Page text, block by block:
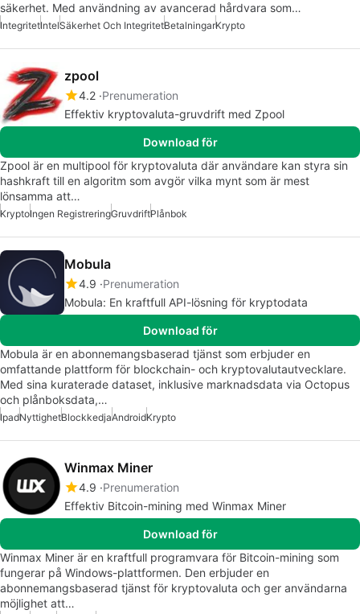
säkerhet. Med användning av avancerad hårdvara som…
IntegritetIntelSäkerhet Och IntegritetBetalningarKrypto
zpool
4.2 Prenumeration
Effektiv kryptovaluta-gruvdrift med Zpool
Download för
Zpool är en multipool för kryptovaluta där användare kan styra sin
hashkraft till en algoritm som avgör vilka mynt som är mest
lönsamma att…
KryptoIngen RegistreringGruvdriftPlånbok
Mobula
4.9 Prenumeration
Mobula: En kraftfull API-lösning för kryptodata
Download för
Mobula är en abonnemangsbaserad tjänst som erbjuder en
omfattande plattform för blockchain- och kryptovalutautvecklare.
Med sina kuraterade dataset, inklusive marknadsdata via Octopus
och plånboksdata,…
IpadNyttighetBlockkedjaAndroidKrypto
Winmax Miner
4.9 Prenumeration
Effektiv Bitcoin-mining med Winmax Miner
Download för
Winmax Miner är en kraftfull programvara för Bitcoin-mining som
fungerar på Windows-plattformen. Den erbjuder en
abonnemangsbaserad tjänst för kryptovaluta och ger användarna
möjlighet att…